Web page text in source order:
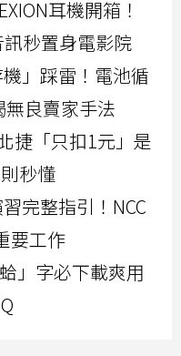
耳機開箱！
秒置身電影院
」踩雷！電池循
良賣家手法
捷「只扣1元」是
秒懂
完整指引！NCC
要工作
」字必下載爽用